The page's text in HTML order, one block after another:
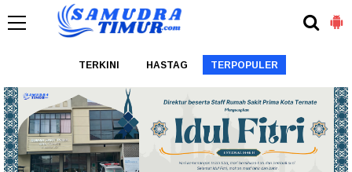
TERKINI HASTAG TERPOPULER